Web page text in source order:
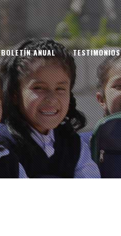
BOLETÍN ANUAL TESTIMONIOS